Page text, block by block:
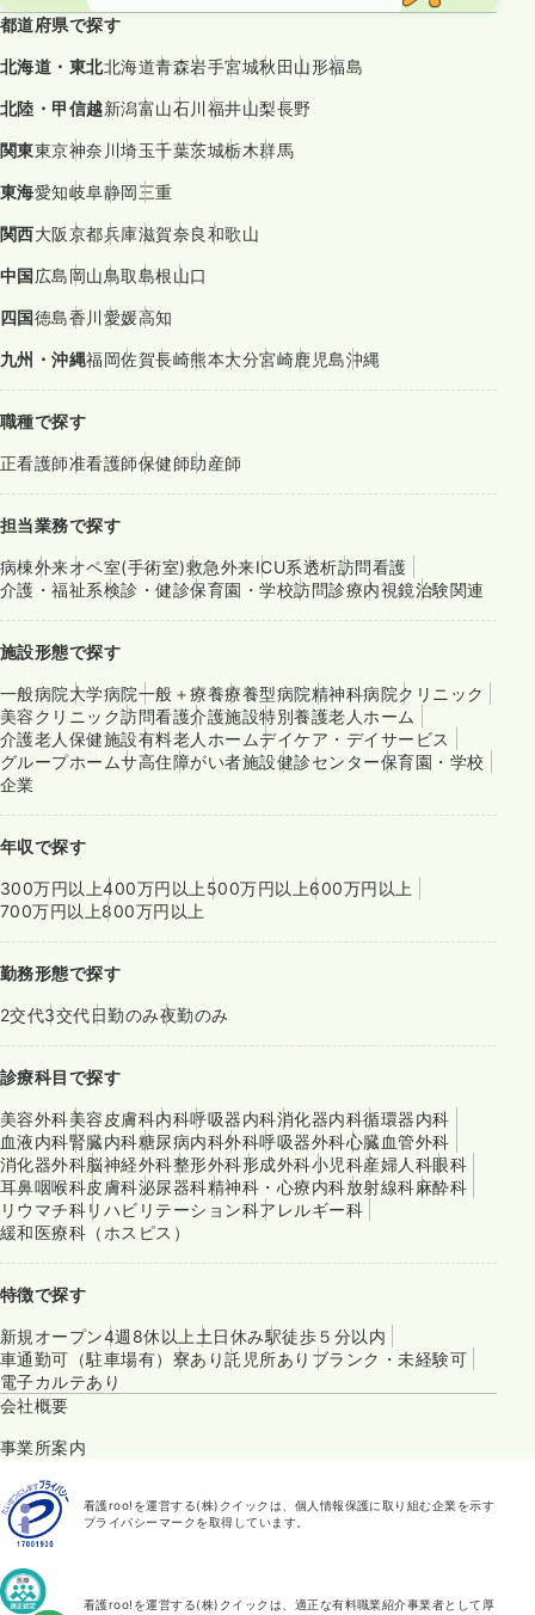
都道府県で探す
北海道・東北北海道青森岩手宮城秋田山形福島
北陸・甲信越新潟富山石川福井山梨長野
関東東京神奈川埼玉千葉茨城栃木群馬
東海愛知岐阜静岡三重
関西大阪京都兵庫滋賀奈良和歌山
中国広島岡山鳥取島根山口
四国徳島香川愛媛高知
九州・沖縄福岡佐賀長崎熊本大分宮崎鹿児島沖縄
職種で探す
正看護師准看護師保健師助産師
担当業務で探す
病棟外来オペ室(手術室)救急外来ICU系透析訪問看護
介護・福祉系検診・健診保育園・学校訪問診療内視鏡治験関連
施設形態で探す
一般病院大学病院一般＋療養療養型病院精神科病院クリニック
美容クリニック訪問看護介護施設特別養護老人ホーム
介護老人保健施設有料老人ホームデイケア・デイサービス
グループホームサ高住障がい者施設健診センター保育園・学校
企業
年収で探す
300万円以上400万円以上 500万円以上600万円以上
700万円以上800万円以上
勤務形態で探す
2交代3交代日勤のみ夜勤のみ
診療科目で探す
美容外科美容皮膚科内科呼吸器内科消化器内科循環器内科
血液内科腎臓内科糖尿病内科外科呼吸器外科心臓血管外科
消化器外科脳神経外科整形外科形成外科小児科産婦人科眼科
耳鼻咽喉科皮膚科泌尿器科精神科・心療内科放射線科麻酔科
リウマチ科リハビリテーション科アレルギー科
緩和医療科（ホスピス）
特徴で探す
新規オープン4週8休以上 土日休み駅徒歩５分以内
車通勤可（駐車場有） 寮あり託児所あり ブランク・未経験可
電子カルテあり
会社概要
事業所案内
看護roo!を運営する(株)クイックは、個人情報保護に取り組む企業を示す
プライバシーマークを取得しています。
看護roo!を運営する(株)クイックは、適正な有料職業紹介事業者として厚